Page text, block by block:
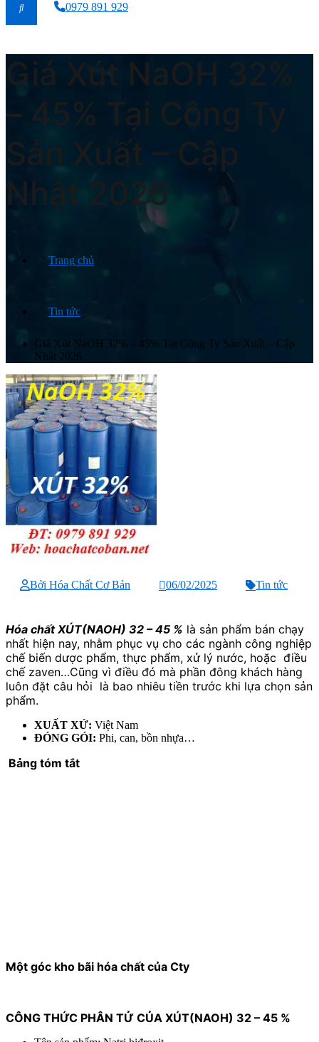
0979 891 929
Giá Xút NaOH 32%
– 45% Tại Công Ty
Sản Xuất – Cập
Nhật 2026
Trang chủ
Tin tức
Giá Xút NaOH 32% – 45% Tại Công Ty Sản Xuất – Cập
Nhật 2026
Bởi Hóa Chất Cơ Bản 06/02/2025 Tin tức
Hóa chất XÚT(NAOH) 32 – 45 % là sản phẩm bán chạy
nhất hiện nay, nhằm phục vụ cho các ngành công nghiệp
chế biến dược phẩm, thực phẩm, xử lý nước, hoặc điều
chế zaven…Cũng vì điều đó mà phần đông khách hàng
luôn đặt câu hỏi là bao nhiêu tiền trước khi lựa chọn sản
phẩm.
XUẤT XỨ: Việt Nam
ĐÓNG GÓI: Phi, can, bồn nhựa…
Bảng tóm tắt
Một góc kho bãi hóa chất của Cty
CÔNG THỨC PHÂN TỬ CỦA XÚT(NAOH) 32 – 45 %